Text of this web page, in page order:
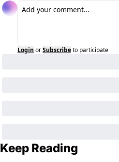
Login orSubscribeto participate
Keep Reading